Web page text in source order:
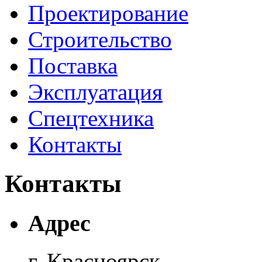
Проектирование
Строительство
Поставка
Эксплуатация
Cпецтехника
Контакты
Контакты
Адрес